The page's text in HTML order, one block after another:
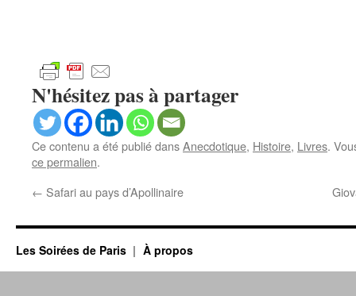
N'hésitez pas à partager
Ce contenu a été publié dansAnecdotique, Histoire, Livres.
ce permalien.
← Safari au pays d’Apollinaire
Les Soirées de Paris À propos